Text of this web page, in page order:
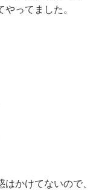
ってました。
かけてないので、